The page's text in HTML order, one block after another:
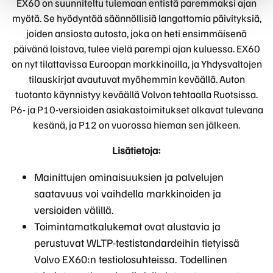
myötä. Se hyödyntää säännöllisiä langattomia päivityksiä,
joiden ansiosta autosta, joka on heti ensimmäisenä
päivänä loistava, tulee vielä parempi ajan kuluessa. EX60
on nyt tilattavissa Euroopan markkinoilla, ja Yhdysvaltojen
tilauskirjat avautuvat myöhemmin keväällä. Auton
tuotanto käynnistyy keväällä Volvon tehtaalla Ruotsissa.
P6- ja P10-versioiden asiakastoimitukset alkavat tulevana
kesänä, ja P12 on vuorossa hieman sen jälkeen.
Lisätietoja:
Mainittujen ominaisuuksien ja palvelujen
saatavuus voi vaihdella markkinoiden ja
versioiden välillä.
Toimintamatkalukemat ovat alustavia ja
perustuvat WLTP-testistandardeihin tietyissä
Volvo EX60:n testiolosuhteissa. Todellinen